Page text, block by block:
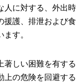
人に対する、外出時
援護、排泄および食
す。
著しい困難を有する
上の危険を回避する